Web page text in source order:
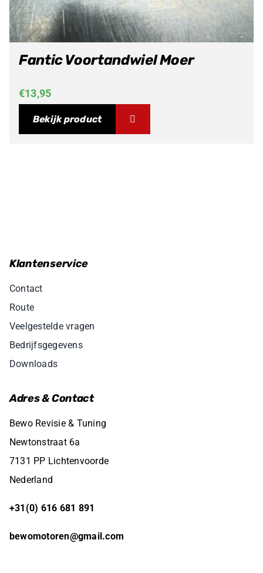
Fantic Voortandwiel Moer
€13,95
Bekijk product
Klantenservice
Contact
Route
Veelgestelde vragen
Bedrijfsgegevens
Downloads
Adres & Contact
Bewo Revisie & Tuning
Newtonstraat 6a
7131 PP Lichtenvoorde
Nederland
+31(0) 616 681 891
bewomotoren@gmail.com